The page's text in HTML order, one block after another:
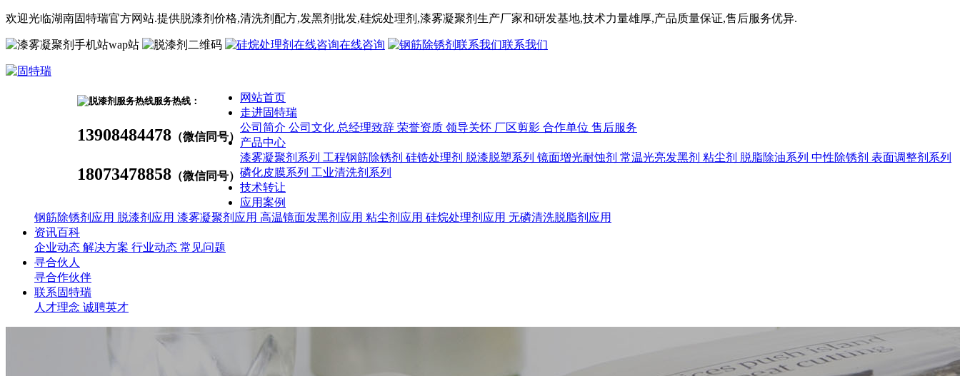
欢迎光临湖南固特瑞官方网站.提供脱漆剂价格,清洗剂 配方,发黑剂 批发,硅烷处理剂 ,漆雾凝聚剂 生产厂家和研发基地,技术力量雄厚,产品质量保证,售后服务优异.
wap站 在线咨询 联系我们
服务热线：
13908484478 （微信同号）
18073478858 （微信同号）
网站首页
走进固特瑞
公司简介 公司文化 总经理致辞 荣誉资质 领导关怀 厂区剪影 合作单位 售后服务
产品中心
漆雾凝聚剂系列 工程钢筋除锈剂 硅锆处理剂 脱漆脱塑系列 镜面增光耐蚀剂 常温光亮发黑剂 粘尘剂 脱脂除油系列 中性除锈剂 表面调整剂系列
磷化皮膜系列 工业清洗剂系列
技术转让
应用案例
钢筋除锈剂应用 脱漆剂应用 漆雾凝聚剂应用 高温镜面发黑剂应用 粘尘剂应用 硅烷处理剂应用 无磷清洗脱脂剂应用
资讯百科
企业动态 解决方案 行业动态 常见问题
寻合伙人
寻合作伙伴
联系固特瑞
人才理念 诚聘英才